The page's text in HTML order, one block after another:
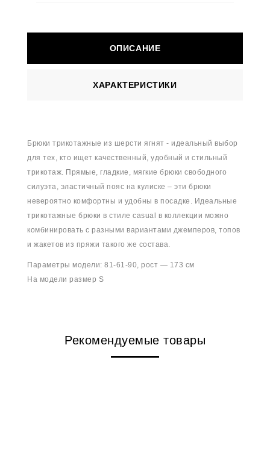
ОПИСАНИЕ
ХАРАКТЕРИСТИКИ
Брюки трикотажные из шерсти ягнят - идеальный выбор
для тех, кто ищет качественный, удобный и стильный
трикотаж. Прямые, гладкие, мягкие брюки свободного
силуэта, эластичный пояс на кулиске – эти брюки
невероятно комфортны и удобны в посадке. Идеальные
трикотажные брюки в стиле casual в коллекции можно
комбинировать с разными вариантами джемперов, топов
и жакетов из пряжи такого же состава.
Параметры модели: 81-61-90, рост — 173 см
На модели размер S
Рекомендуемые товары